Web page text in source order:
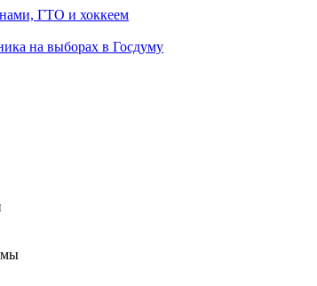
ГТО и хоккеем
на выборах в Госдуму